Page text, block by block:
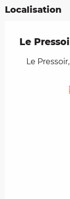
Localisation
Le
Le